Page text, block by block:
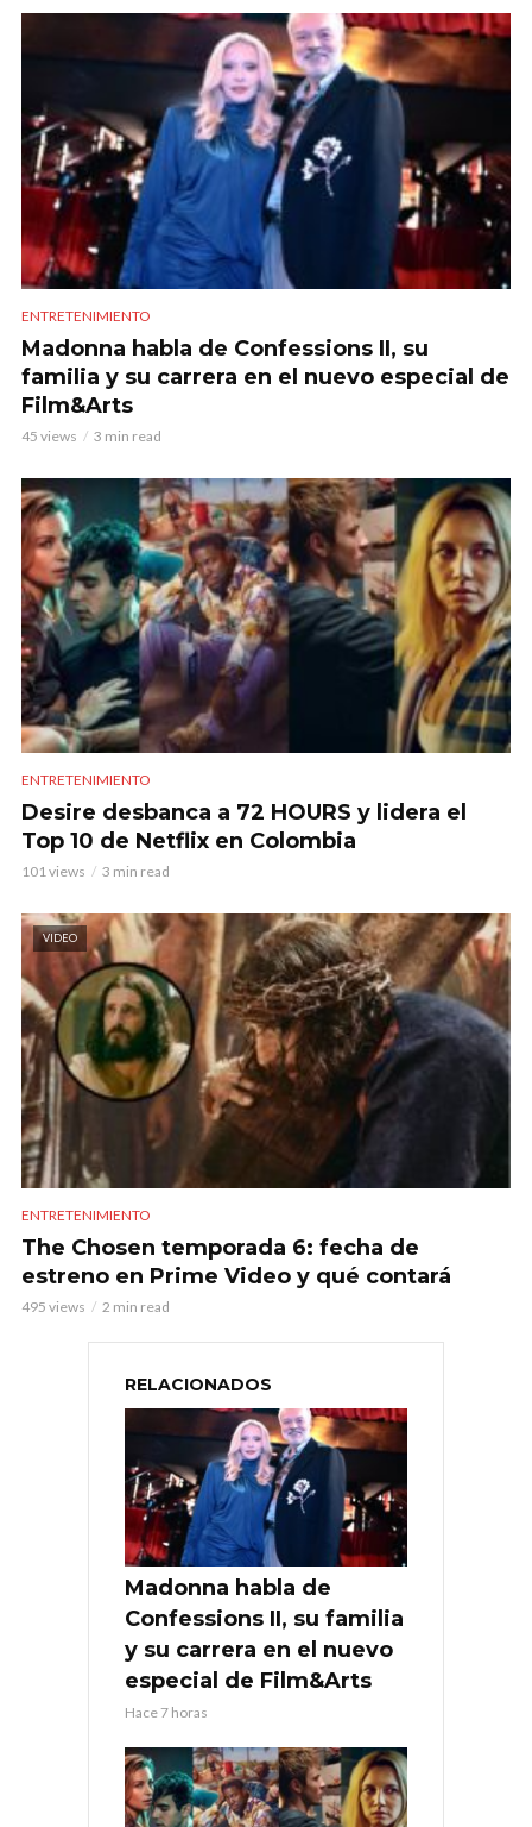
ENTRETENIMIENTO
Madonna habla de Confessions II, su
familia y su carrera en el nuevo especial de
Film&Arts
45 views 3 min read
ENTRETENIMIENTO
Desire desbanca a 72 HOURS y lidera el
Top 10 de Netflix en Colombia
101 views 3 min read
VIDEO
ENTRETENIMIENTO
The Chosen temporada 6: fecha de
estreno en Prime Video y qué contará
495 views 2 min read
RELACIONADOS
Madonna habla de
Confessions II, su familia
y su carrera en el nuevo
especial de Film&Arts
Hace 7 horas